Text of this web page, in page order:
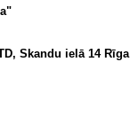
Skandu ielā 14 Rīga